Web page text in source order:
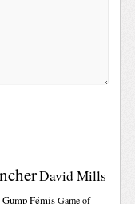
David Mills
GumpFémis Game of